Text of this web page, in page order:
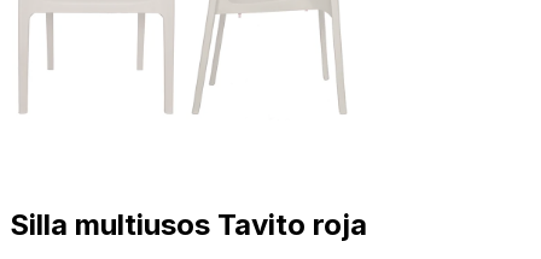
Silla multiusos Tavito roja